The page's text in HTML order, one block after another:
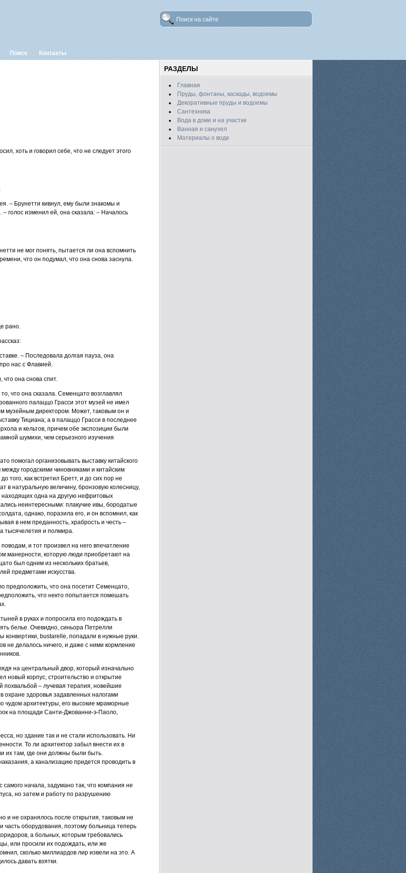
Поиск Контакты
хоть и говорил себе, что не следует этого
– Брунетти кивнул, ему были знакомы и
голос изменил ей, она сказала: – Началось
не мог понять, пытается ли она вспомнить
что он подумал, что она снова заснула.
рано.
– Последовала долгая пауза, она
нас с Флавией.
что она снова спит.
что она сказала. Семенцато возглавлял
палаццо Грасси этот музей не имел
музейным директором. Может, таковым он и
Тициана; а в палаццо Грасси в последнее
и кельтов, причем обе экспозиции были
шумихи, чем серьезного изучения
помогал организовывать выставку китайского
городскими чиновниками и китайским
того, как встретил Бретт, и до сих пор не
в натуральную величину, бронзовую колесницу,
одна на другую нефритовых
неинтересными: плакучие ивы, бородатые
однако, поразила его, и он вспомнил, как
в нем преданность, храбрость и честь –
тысячелетия и полмира.
и тот произвел на него впечатление
манерности, которую люди приобретают на
был одним из нескольких братьев,
предметами искусства.
предположить, что она посетит Семенцато,
что некто попытается помешать
в руках и попросила его подождать в
белье. Очевидно, синьора Петрелли
bustarelle, попадали в нужные руки.
не делалось ничего, и даже с ними кормление
на центральный двор, который изначально
новый корпус, строительство и открытие
похвальбой – лучевая терапия, новейшие
охране здоровья задавленных налогами
архитектуры, его высокие мраморные
на площади Санти-Джованни-э-Паоло,
но здание так и не стали использовать. Ни
То ли архитектор забыл внести их в
их там, где они должны были быть.
а канализацию придется проводить в
начала, задумано так, что компания не
но затем и работу по разрушению
и не охранялось после открытия, таковым не
оборудования, поэтому больница теперь
а больных, которым требовались
или просили их подождать, или же
сколько миллиардов лир извели на это. А
давать взятки.
РАЗДЕЛЫ
Главная
Пруды, фонтаны, каскады, водоемы
Декоративные пруды и водоемы
Сантехника
Вода в доме и на участке
Ванная и санузел
Материалы о воде